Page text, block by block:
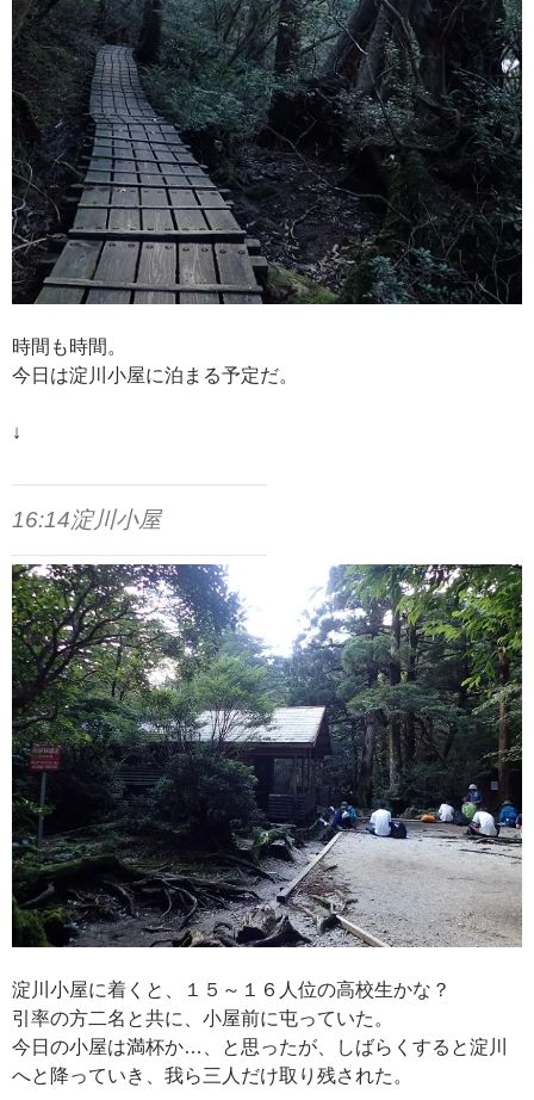
時間も時間。
今日は淀川小屋に泊まる予定だ。
↓
16:14淀川小屋
淀川小屋に着くと、１５～１６人位の高校生かな？
引率の方二名と共に、小屋前に屯っていた。
今日の小屋は満杯か…、と思ったが、しばらくすると淀川
へと降っていき、我ら三人だけ取り残された。